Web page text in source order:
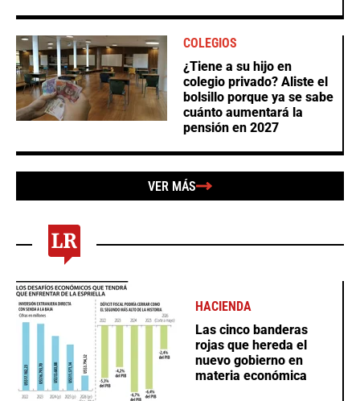
COLEGIOS
¿Tiene a su hijo en
colegio privado? Aliste el
bolsillo porque ya se sabe
cuánto aumentará la
pensión en 2027
VER MÁS
HACIENDA
Las cinco banderas
rojas que hereda el
nuevo gobierno en
materia económica